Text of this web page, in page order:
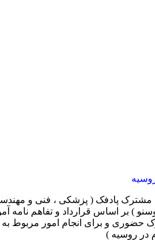
پادفک ( پزشکی ، فنی و
) بر اساس قرارداد و تفاهم
و برای انجام امور مربوط